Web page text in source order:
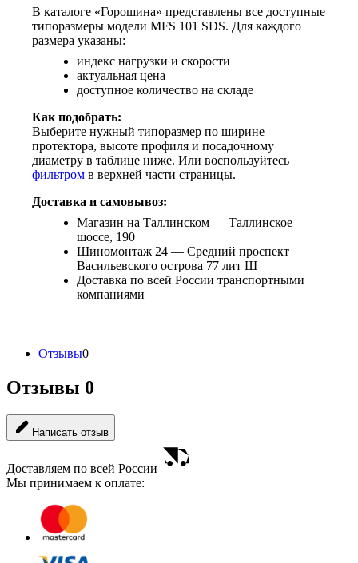
В каталоге «Горошина» представлены все доступные
типоразмеры модели MFS 101 SDS. Для каждого
размера указаны:
индекс нагрузки и скорости
актуальная цена
доступное количество на складе
Как подобрать:
Выберите нужный типоразмер по ширине
протектора, высоте профиля и посадочному
диаметру в таблице ниже. Или воспользуйтесь
фильтром в верхней части страницы.
Доставка и самовывоз:
Магазин на Таллинском — Таллинское
шоссе, 190
Шиномонтаж 24 — Средний проспект
Васильевского острова 77 лит Ш
Доставка по всей России транспортными
компаниями
Отзывы0
Отзывы 0
Написать отзыв
Доставляем по всей России
Мы принимаем к оплате: